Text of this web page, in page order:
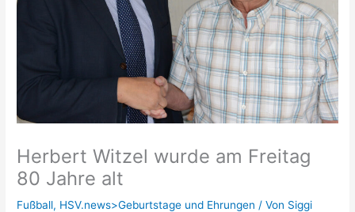
Herbert Witzel wurde am Freitag
80 Jahre alt
Fußball, HSV.news>Geburtstage und Ehrungen / Von Siggi